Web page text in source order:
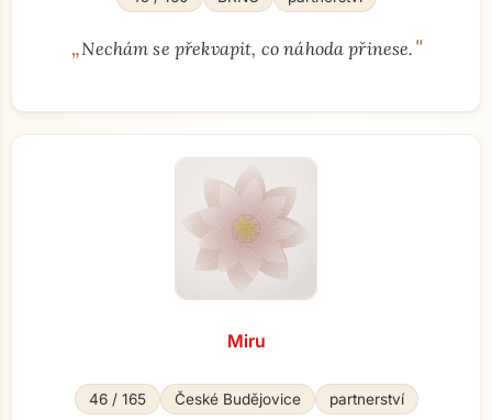
„Nechám se překvapit, co náhoda přinese. "
Miru
46 / 165 České Budějovice partnerství